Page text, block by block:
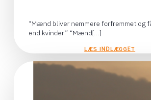
“Mænd bliver nemmere forfremmet og
end kvinder” “Mænd[…]
LÆS INDLÆGGET